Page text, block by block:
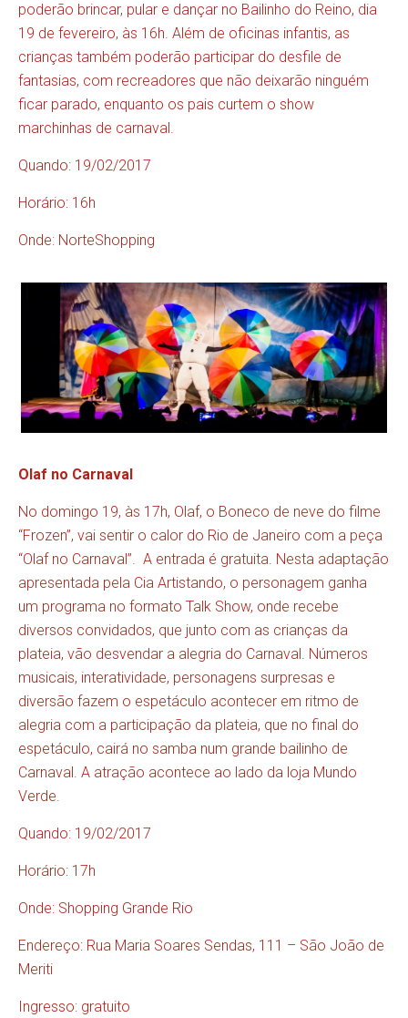
poderão brincar, pular e dançar no Bailinho do Reino, dia
19 de fevereiro, às 16h. Além de oficinas infantis, as
crianças também poderão participar do desfile de
fantasias, com recreadores que não deixarão ninguém
ficar parado, enquanto os pais curtem o show
marchinhas de carnaval.
Quando: 19/02/2017
Horário: 16h
Onde: NorteShopping
Olaf no Carnaval
No domingo 19, às 17h, Olaf, o Boneco de neve do filme
“Frozen”, vai sentir o calor do Rio de Janeiro com a peça
“Olaf no Carnaval”. A entrada é gratuita. Nesta adaptação
apresentada pela Cia Artistando, o personagem ganha
um programa no formato Talk Show, onde recebe
diversos convidados, que junto com as crianças da
plateia, vão desvendar a alegria do Carnaval. Números
musicais, interatividade, personagens surpresas e
diversão fazem o espetáculo acontecer em ritmo de
alegria com a participação da plateia, que no final do
espetáculo, cairá no samba num grande bailinho de
Carnaval. A atração acontece ao lado da loja Mundo
Verde.
Quando: 19/02/2017
Horário: 17h
Onde: Shopping Grande Rio
Endereço: Rua Maria Soares Sendas, 111 – São João de
Meriti
Ingresso: gratuito